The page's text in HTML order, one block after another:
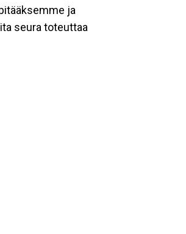
ja
seura toteuttaa